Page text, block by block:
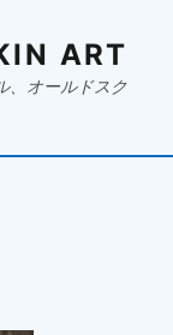
ART
、オールドスク